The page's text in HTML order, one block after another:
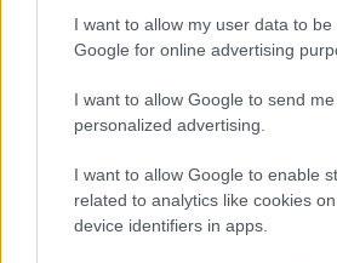
I want to allow my user data to be
Google for online advertising
I want to allow Google to send me
personalized advertising.
I want to allow Google to enable
related to analytics like cookies
device identifiers in apps.